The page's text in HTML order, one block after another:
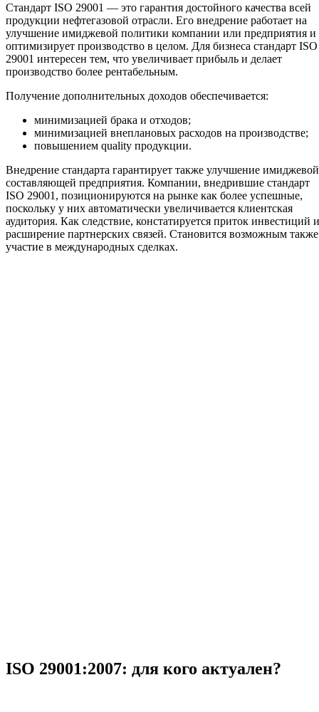
Стандарт ISO 29001 — это гарантия достойного качества всей
продукции нефтегазовой отрасли. Его внедрение работает на
улучшение имиджевой политики компании или предприятия и
оптимизирует производство в целом. Для бизнеса стандарт ISO
29001 интересен тем, что увеличивает прибыль и делает
производство более рентабельным.
Получение дополнительных доходов обеспечивается:
минимизацией брака и отходов;
минимизацией внеплановых расходов на производстве;
повышением quality продукции.
Внедрение стандарта гарантирует также улучшение имиджевой
составляющей предприятия. Компании, внедрившие стандарт
ISO 29001, позиционируются на рынке как более успешные,
поскольку у них автоматически увеличивается клиентская
аудитория. Как следствие, констатируется приток инвестиций и
расширение партнерских связей. Становится возможным также
участие в международных сделках.
ISO 29001:2007: для кого актуален?